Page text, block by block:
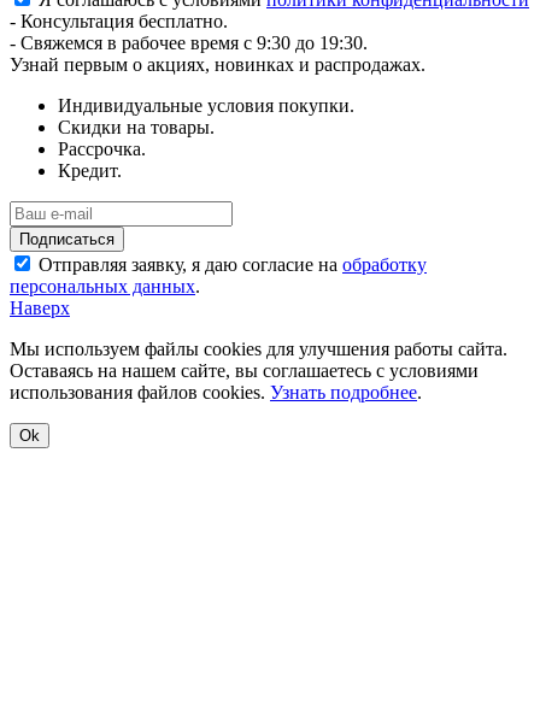
- Консультация бесплатно.
- Свяжемся в рабочее время с 9:30 до 19:30.
Узнай первым о акциях, новинках и распродажах.
Индивидуальные условия покупки.
Скидки на товары.
Рассрочка.
Кредит.
Отправляя заявку, я даю согласие на обработку
персональных данных.
Наверх
Мы используем файлы cookies для улучшения работы сайта.
Оставаясь на нашем сайте, вы соглашаетесь с условиями
использования файлов cookies. Узнать подробнее.
Ok